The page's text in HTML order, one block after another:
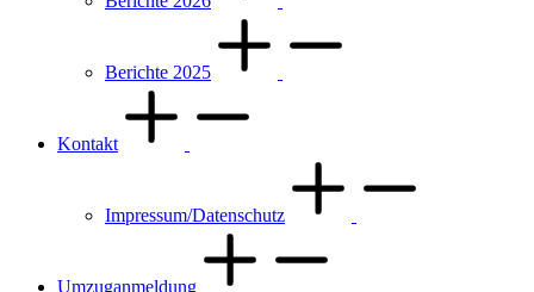
Berichte 2025
Kontakt
Impressum/Datenschutz
Umzuganmeldung